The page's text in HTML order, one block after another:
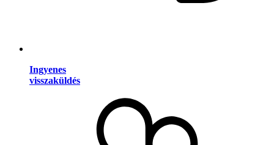
Ingyenes
visszaküldés